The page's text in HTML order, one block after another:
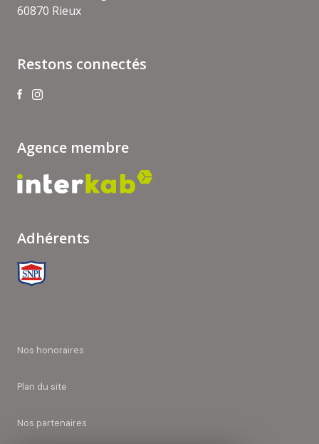
60870 Rieux
Restons connectés
Agence membre
Adhérents
nos honoraires
plan du site
nos partenaires